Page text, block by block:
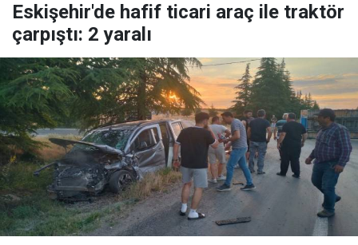
Eskişehir'de hafif ticari araç ile traktör
çarpıştı: 2 yaralı